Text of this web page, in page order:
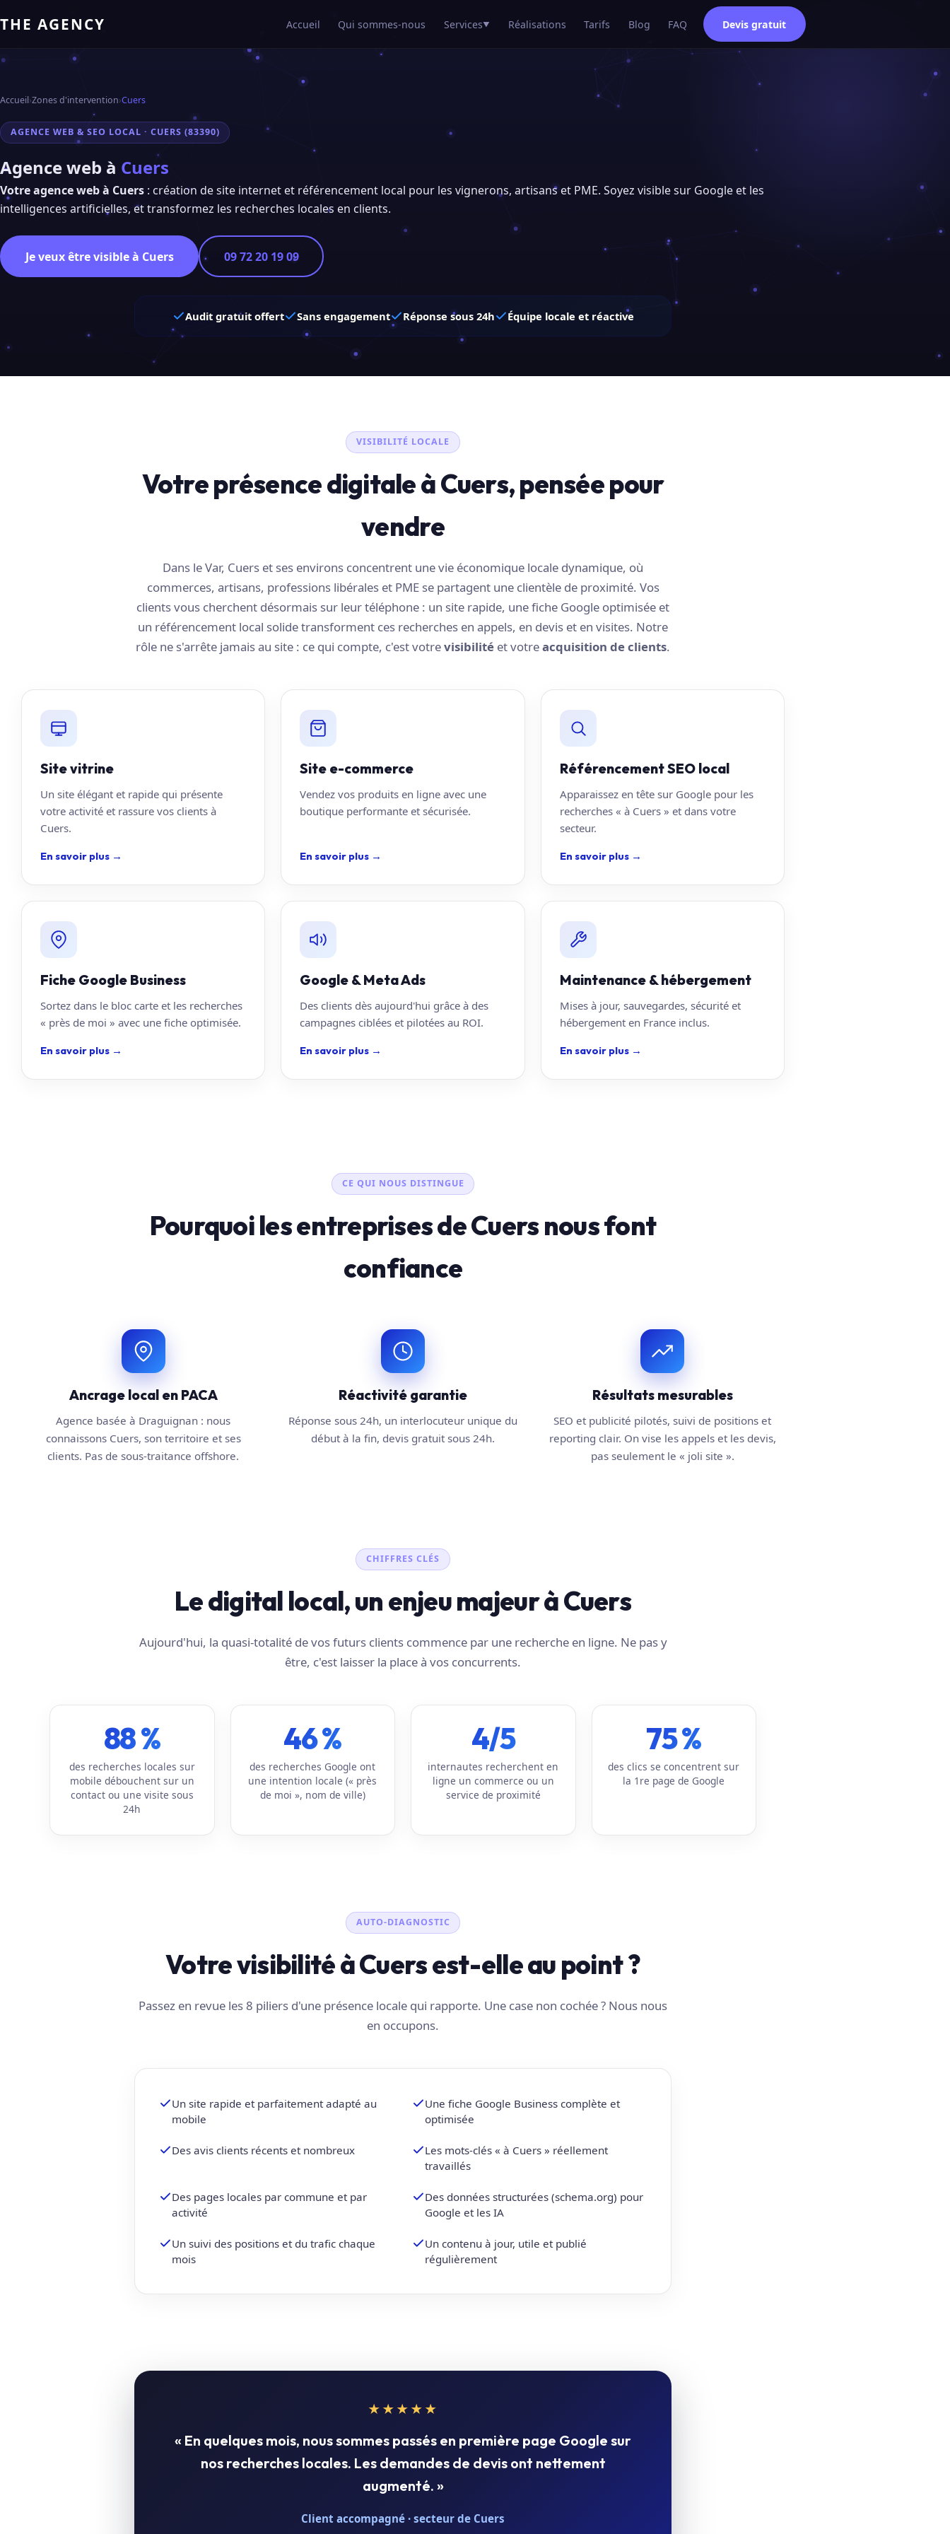
THE AGENCY Accueil Qui sommes-nous Services▼ Réalisations Tarifs Blog FAQ Devis gratuit
Accueil›Zones d'intervention›Cuers
AGENCE WEB & SEO LOCAL · CUERS (83390)
Agence web à Cuers
Votre agence web à Cuers : création de site internet et référencement local pour les vignerons, artisans et PME. Soyez visible sur Google et les
intelligences artificielles, et transformez les recherches locales en clients.
Je veux être visible à Cuers 09 72 20 19 09
Audit gratuit offert Sans engagement Réponse sous 24h Équipe locale et réactive
VISIBILITÉ LOCALE
Votre présence digitale à Cuers, pensée pour
vendre
Dans le Var, Cuers et ses environs concentrent une vie économique locale dynamique, où
commerces, artisans, professions libérales et PME se partagent une clientèle de proximité. Vos
clients vous cherchent désormais sur leur téléphone : un site rapide, une fiche Google optimisée et
un référencement local solide transforment ces recherches en appels, en devis et en visites. Notre
rôle ne s'arrête jamais au site : ce qui compte, c'est votrevisibilité et votreacquisition de clients.
Site vitrine
Un site élégant et rapide qui présente
votre activité et rassure vos clients à
Cuers.
En savoir plus →
Site e-commerce
Vendez vos produits en ligne avec une
boutique performante et sécurisée.
En savoir plus →
Référencement SEO local
Apparaissez en tête sur Google pour les
recherches « à Cuers » et dans votre
secteur.
En savoir plus →
Fiche Google Business
Sortez dans le bloc carte et les recherches
« près de moi » avec une fiche optimisée.
En savoir plus →
Google & Meta Ads
Des clients dès aujourd'hui grâce à des
campagnes ciblées et pilotées au ROI.
En savoir plus →
Maintenance & hébergement
Mises à jour, sauvegardes, sécurité et
hébergement en France inclus.
En savoir plus →
CE QUI NOUS DISTINGUE
Pourquoi les entreprises de Cuers nous font
confiance
Ancrage local en PACA
Agence basée à Draguignan : nous
connaissons Cuers, son territoire et ses
clients. Pas de sous-traitance offshore.
Réactivité garantie
Réponse sous 24h, un interlocuteur unique du
début à la fin, devis gratuit sous 24h.
Résultats mesurables
SEO et publicité pilotés, suivi de positions et
reporting clair. On vise les appels et les devis,
pas seulement le « joli site ».
CHIFFRES CLÉS
Le digital local, un enjeu majeur à Cuers
Aujourd'hui, la quasi-totalité de vos futurs clients commence par une recherche en ligne. Ne pas y
être, c'est laisser la place à vos concurrents.
88 %
des recherches locales sur
mobile débouchent sur un
contact ou une visite sous
24h
46 %
des recherches Google ont
une intention locale (« près
de moi », nom de ville)
4/5
internautes recherchent en
ligne un commerce ou un
service de proximité
75 %
des clics se concentrent sur
la 1re page de Google
AUTO-DIAGNOSTIC
Votre visibilité à Cuers est-elle au point ?
Passez en revue les 8 piliers d'une présence locale qui rapporte. Une case non cochée ? Nous nous
en occupons.
Un site rapide et parfaitement adapté au
mobile
Une fiche Google Business complète et
optimisée
Des avis clients récents et nombreux
Les mots-clés « à Cuers » réellement
travaillés
Des pages locales par commune et par
activité
Des données structurées (schema.org) pour
Google et les IA
Un suivi des positions et du trafic chaque
mois
Un contenu à jour, utile et publié
régulièrement
★★★★★
« En quelques mois, nous sommes passés en première page Google sur
nos recherches locales. Les demandes de devis ont nettement
augmenté. »
Client accompagné · secteur de Cuers